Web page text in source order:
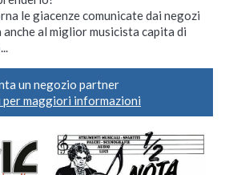
le giacenze comunicate dai negozi
al miglior musicista capita di
un negozio partner
per maggiori informazioni